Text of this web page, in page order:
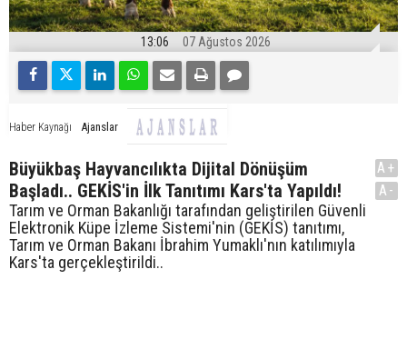
13:06 07 Ağustos 2026
Haber Kaynağı Ajanslar
Büyükbaş Hayvancılıkta Dijital Dönüşüm
Başladı.. GEKİS'in İlk Tanıtımı Kars'ta Yapıldı!
Tarım ve Orman Bakanlığı tarafından geliştirilen Güvenli
Elektronik Küpe İzleme Sistemi'nin (GEKİS) tanıtımı,
Tarım ve Orman Bakanı İbrahim Yumaklı'nın katılımıyla
Kars'ta gerçekleştirildi..
A+
A-